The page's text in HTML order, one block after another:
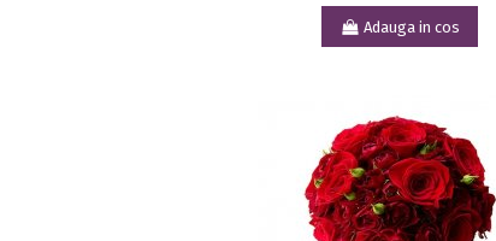
Adauga in cos